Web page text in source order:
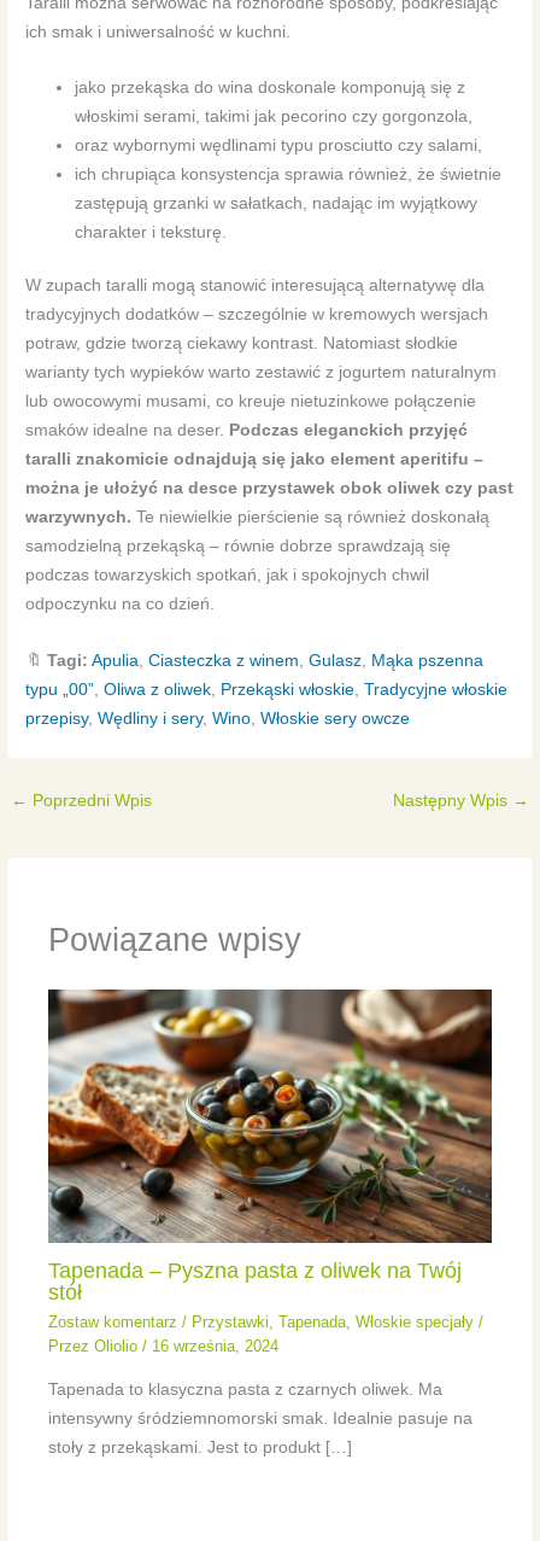
ich smak i uniwersalność w kuchni.
jako przekąska do wina doskonale komponują się z
włoskimi serami, takimi jak pecorino czy gorgonzola,
oraz wybornymi wędlinami typu prosciutto czy salami,
ich chrupiąca konsystencja sprawia również, że świetnie
zastępują grzanki w sałatkach, nadając im wyjątkowy
charakter i teksturę.
W zupach taralli mogą stanowić interesującą alternatywę dla
tradycyjnych dodatków – szczególnie w kremowych wersjach
potraw, gdzie tworzą ciekawy kontrast. Natomiast słodkie
warianty tych wypieków warto zestawić z jogurtem naturalnym
lub owocowymi musami, co kreuje nietuzinkowe połączenie
smaków idealne na deser. Podczas eleganckich przyjęć
taralli znakomicie odnajdują się jako element aperitifu –
można je ułożyć na desce przystawek obok oliwek czy past
warzywnych. Te niewielkie pierścienie są również doskonałą
samodzielną przekąską – równie dobrze sprawdzają się
podczas towarzyskich spotkań, jak i spokojnych chwil
odpoczynku na co dzień.
🔖Tagi: Apulia ,Ciasteczka z winem ,Gulasz Mąka pszenna
typu „00” ,Oliwa z oliwek Przekąski włoskie ,Tradycyjne włoskie
przepisy,Wędliny i sery,Wino ,Włoskie sery owcze
← Poprzedni Wpis Następny Wpis →
Powiązane wpisy
Tapenada – Pyszna pasta z oliwek na Twój
stół
Zostaw komentarz / Przystawki,Tapenada,Włoskie specjały /
Przez Oliolio/ 16 września, 2024
Tapenada to klasyczna pasta z czarnych oliwek. Ma
intensywny śródziemnomorski smak. Idealnie pasuje na
stoły z przekąskami. Jest to produkt […]